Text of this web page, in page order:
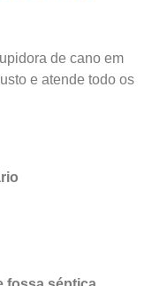
de cano em
e atende todo os